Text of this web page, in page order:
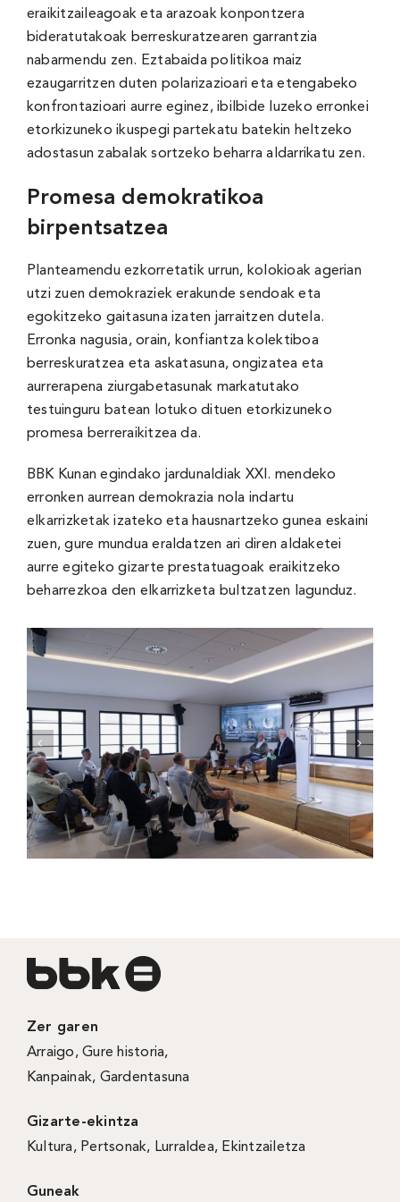
eraikitzaileagoak eta arazoak konpontzera
bideratutakoak berreskuratzearen garrantzia
nabarmendu zen. Eztabaida politikoa maiz
ezaugarritzen duten polarizazioari eta etengabeko
konfrontazioari aurre eginez, ibilbide luzeko erronkei
etorkizuneko ikuspegi partekatu batekin heltzeko
adostasun zabalak sortzeko beharra aldarrikatu zen.
Promesa demokratikoa
birpentsatzea
Planteamendu ezkorretatik urrun, kolokioak agerian
utzi zuen demokraziek erakunde sendoak eta
egokitzeko gaitasuna izaten jarraitzen dutela.
Erronka nagusia, orain, konfiantza kolektiboa
berreskuratzea eta askatasuna, ongizatea eta
aurrerapena ziurgabetasunak markatutako
testuinguru batean lotuko dituen etorkizuneko
promesa berreraikitzea da.
BBK Kunan egindako jardunaldiak XXI. mendeko
erronken aurrean demokrazia nola indartu
elkarrizketak izateko eta hausnartzeko gunea eskaini
zuen, gure mundua eraldatzen ari diren aldaketei
aurre egiteko gizarte prestatuagoak eraikitzeko
beharrezkoa den elkarrizketa bultzatzen lagunduz.
Zer garen
Arraigo,Gure historia,
Kanpainak, Gardentasuna
Gizarte-ekintza
Kultura, Pertsonak, Lurraldea, Ekintzailetza
Guneak